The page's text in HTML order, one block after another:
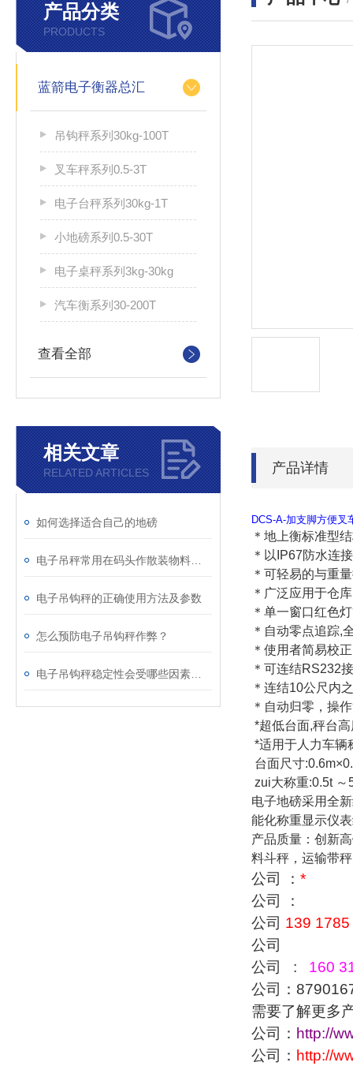
产品分类
PRODUCTS
蓝箭电子衡器总汇
吊钩秤系列30kg-100T
叉车秤系列0.5-3T
电子台秤系列30kg-1T
小地磅系列0.5-30T
电子桌秤系列3kg-30kg
汽车衡系列30-200T
查看全部
相关文章
RELATED ARTICLES
如何选择适合自己的地磅
电子吊钩秤的正确使用方法及参数
怎么预防电子吊钩秤作弊？
产品详情
DCS-A-加支脚方便叉
＊地上衡标准型
＊以IP67防水连
＊可轻易的与重
＊广泛应用于仓
＊单一窗口红色
＊自动零点追踪,
＊使用者简易校
＊可连结RS232
＊连结10公尺内
＊自动归零，操
*超低台面,秤台
*适用于人力车辆
台面尺寸
zui大称重:0.5t ～
电子地磅采用全
能化称重显示仪
产品质量：创新
料斗秤，运输带
公司 ： *
公司 ：
公司 139
公司
公司 : 160
公司：
需要了解更多
公司： http://
公司： http://